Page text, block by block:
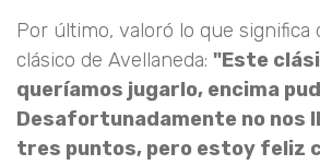
Por último, valoró lo que significa
clásico de Avellaneda: "Este
queríamos jugarlo, encima
Desafortunadamente no nos
tres puntos, pero estoy feliz